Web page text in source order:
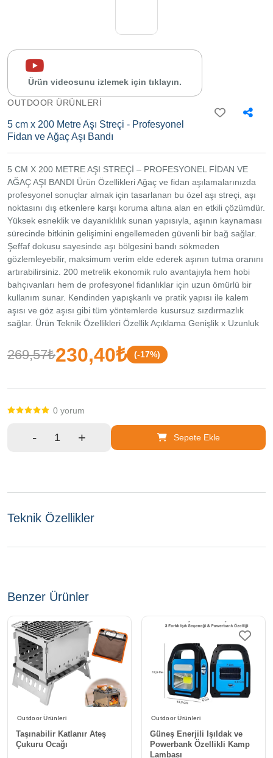
Yardım
Merkezi
302
80
0534
302
80
68
info@alfamarketim.com
Mercan
Tacirhane
Sk.
Kazova
No:21 İç
Kapı No:
211 Fatih
Ürün videosunu izlemek için tıklayın.
OUTDOOR ÜRÜNLERI
5 cm x 200 Metre Aşı Streçi - Profesyonel
Fidan ve Ağaç Aşı Bandı
5 CM X 200 METRE AŞI STREÇİ – PROFESYONEL FİDAN VE
AĞAÇ AŞI BANDI Ürün Özellikleri Ağaç ve fidan aşılamalarınızda
profesyonel sonuçlar almak için tasarlanan bu özel aşı streçi, aşı
noktasını dış etkenlere karşı koruma altına alan en etkili çözümdür.
Yüksek esneklik ve dayanıklılık sunan yapısıyla, aşının kaynaması
sürecinde bitkinin gelişimini engellemeden güvenli bir bağ sağlar.
Şeffaf dokusu sayesinde aşı bölgesini bandı sökmeden
gözlemleyebilir, maksimum verim elde ederek aşının tutma oranını
artırabilirsiniz. 200 metrelik ekonomik rulo avantajıyla hem hobi
bahçıvanları hem de profesyonel fidanlıklar için uzun ömürlü bir
kullanım sunar. Kendinden yapışkanlı ve pratik yapısı ile kalem
aşısı ve göz aşısı gibi tüm yöntemlerde kusursuz sızdırmazlık
sağlar. Ürün Teknik Özellikleri Özellik Açıklama Genişlik x Uzunluk
Uygulama Alanı Fidanlıklar, Meyve Bahçeleri, Bağ ve Seralar
Koruma Faktörü Hava, Su, Rüzgar ve Toz Geçirmezlik Uyumlu Aşı
Düğüm Gerektirmez, Bitki Geliştikçe Esner Paket İçeriği 1 adet 5
269,57₺230,40₺ (-17%)
0 yorum
- + Sepete Ekle
Teknik Özellikler
Benzer Ürünler
Outdoor Ürünleri
Taşınabilir Katlanır Ateş
Çukuru Ocağı
Outdoor Ürünleri
Güneş Enerjili Işıldak ve
Powerbank Özellikli Kamp
Lambası